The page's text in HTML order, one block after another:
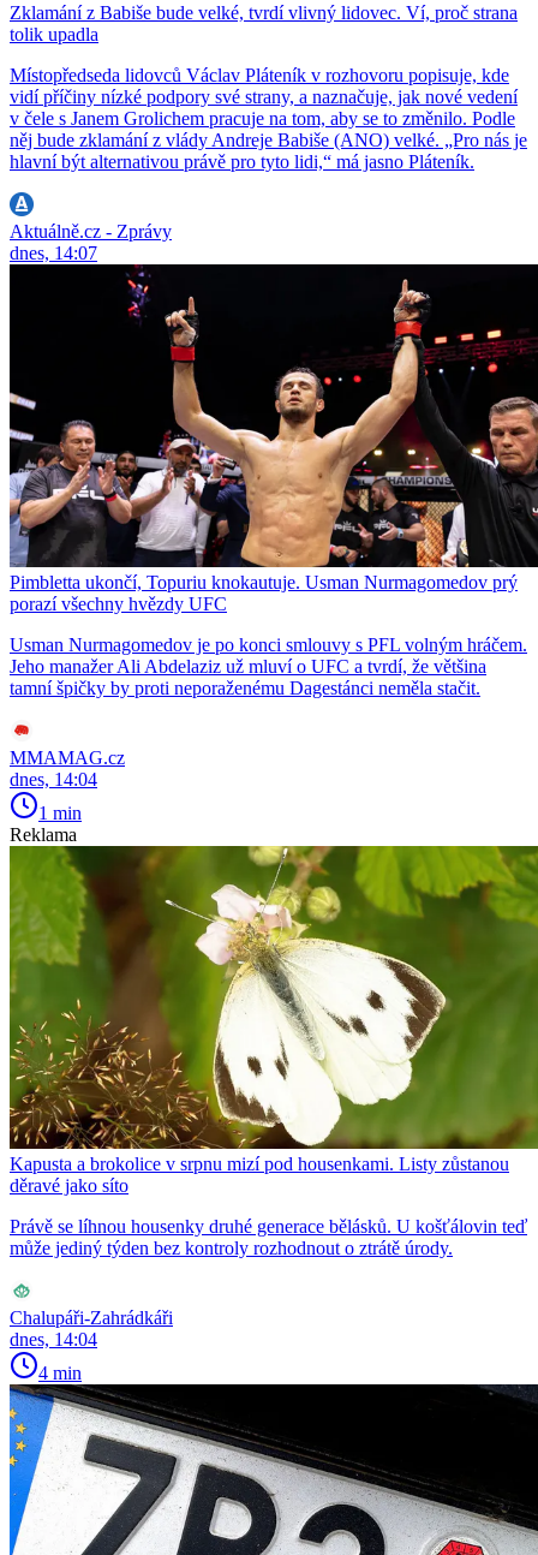
Zklamání z Babiše bude velké, tvrdí vlivný lidovec. Ví, proč strana
tolik upadla
Místopředseda lidovců Václav Pláteník v rozhovoru popisuje, kde
vidí příčiny nízké podpory své strany, a naznačuje, jak nové vedení
v čele s Janem Grolichem pracuje na tom, aby se to změnilo. Podle
něj bude zklamání z vlády Andreje Babiše (ANO) velké. „Pro nás je
hlavní být alternativou právě pro tyto lidi,“ má jasno Pláteník.
Aktuálně.cz - Zprávy
dnes, 14:07
Pimbletta ukončí, Topuriu knokautuje. Usman Nurmagomedov prý
porazí všechny hvězdy UFC
Usman Nurmagomedov je po konci smlouvy s PFL volným hráčem.
Jeho manažer Ali Abdelaziz už mluví o UFC a tvrdí, že většina
tamní špičky by proti neporaženému Dagestánci neměla stačit.
MMAMAG.cz
dnes, 14:04
1 min
Reklama
Kapusta a brokolice v srpnu mizí pod housenkami. Listy zůstanou
děravé jako síto
Právě se líhnou housenky druhé generace bělásků. U košťálovin teď
může jediný týden bez kontroly rozhodnout o ztrátě úrody.
Chalupáři-Zahrádkáři
dnes, 14:04
4 min